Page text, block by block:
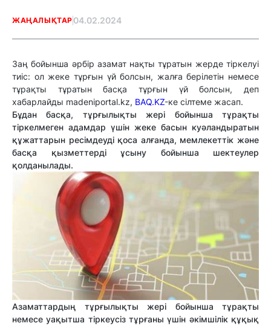
ЖАҢАЛЫҚТАР 04.02.2024
Заң бойынша әрбір азамат нақты тұратын жерде тіркелуі
тиіс: ол жеке тұрғын үй болсын, жалға берілетін немесе
тұрақты тұратын басқа тұрғын үй болсын, деп
хабарлайды madeniportal.kz, BAQ.KZ-ке сілтеме жасап.
Бұдан басқа, тұрғылықты жері бойынша тұрақты
тіркелмеген адамдар үшін жеке басын куәландыратын
құжаттарын ресімдеуді қоса алғанда, мемлекеттік және
басқа қызметтерді ұсыну бойынша шектеулер
қолданылады.
Азаматтардың тұрғылықты жері бойынша тұрақты
немесе уақытша тіркеусіз тұрғаны үшін әкімшілік құқық